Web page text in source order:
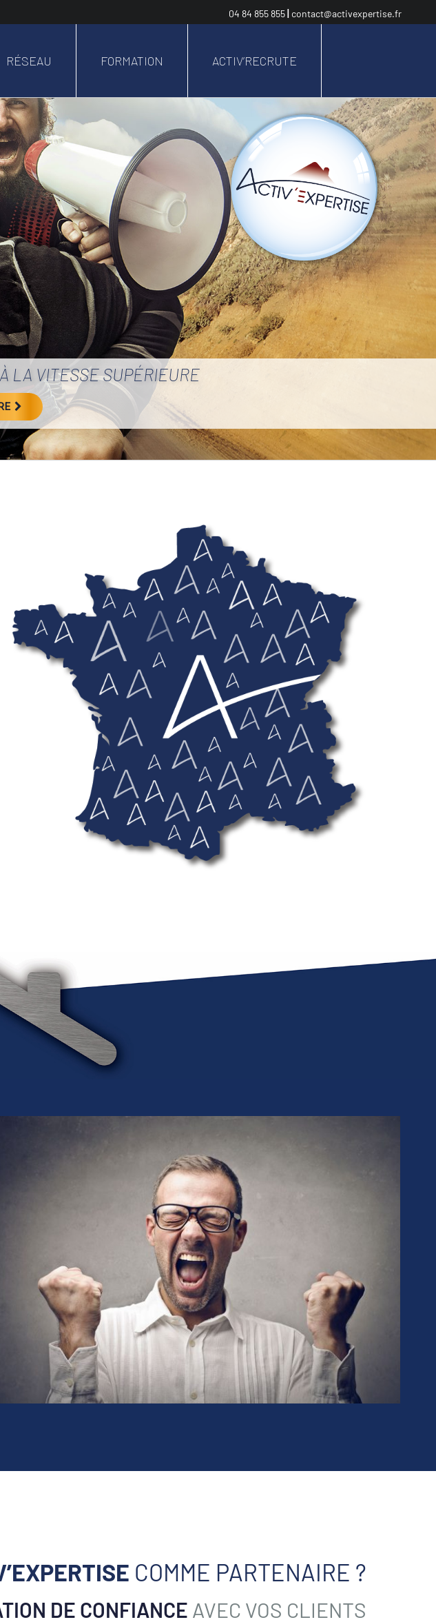
04 84 855 855 contact@activexpertise.fr
RÉSEAU FORMATION ACTIV’RECRUTE
LA VITESSE SUPÉRIEURE
COMME PARTENAIRE ?
DE CONFIANCE AVEC VOS CLIENTS